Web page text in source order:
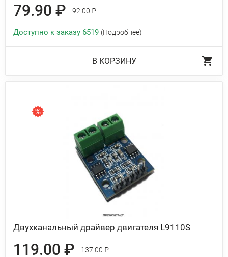
79.90 ₽ 92.00 ₽
Доступно к заказу 6519 (Подробнее)
В КОРЗИНУ
Двухканальный драйвер двигателя L9110S
119.00 ₽ 137.00 ₽